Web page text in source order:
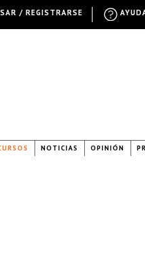
NOTICIAS OPINIÓN
/ REGISTRARSE